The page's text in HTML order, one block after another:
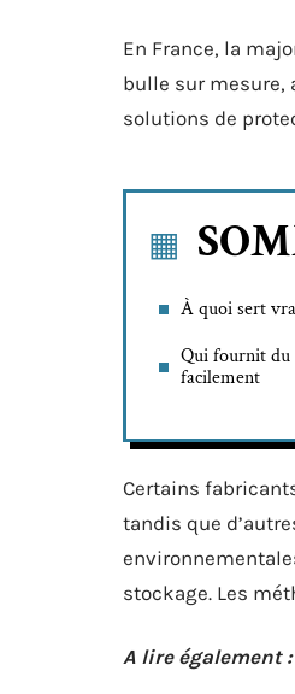
En France, la
bulle sur mesure,
solutions de
À quoi sert
Qui fournit du
facilement
Certains
tandis que
stockage. Les
A lire également :